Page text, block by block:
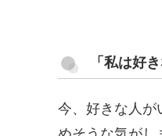
「私は好
今、好きな人が